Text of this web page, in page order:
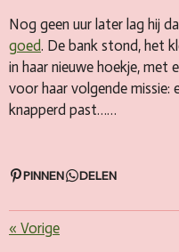
Nog geen uur later lag hij
goed. De bank stond, het
in haar nieuwe hoekje, met
voor haar volgende missie:
knapperd past……
PINNEN DELEN
« Vorige